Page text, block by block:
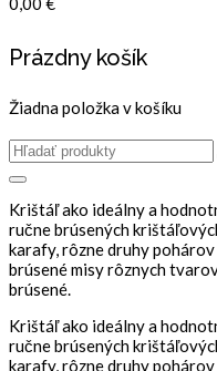
Prázdny košík
Žiadna položka v košíku
Krištáľ ako ideálny a
ručne brúsených
karafy, rôzne druhy
brúsené misy rôznych
brúsené.
Krištáľ ako ideálny a
ručne brúsených
karafy, rôzne druhy